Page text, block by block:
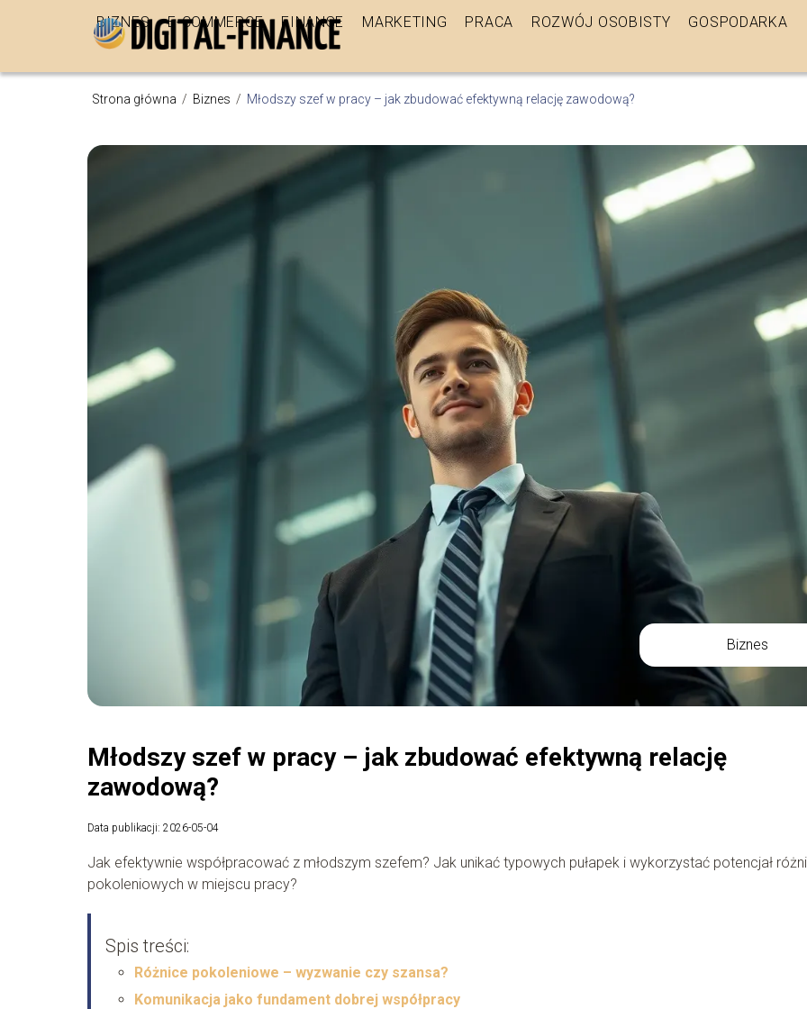
BIZNES E-COMMERCE FINANSE MARKETING PRACA ROZWÓJ OSOBISTY GOSPODARKA
Strona główna / Biznes / Młodszy szef w pracy – jak zbudować efektywną relację zawodową?
Biznes
Młodszy szef w pracy – jak zbudować efektywną relację
zawodową?
Data publikacji: 2026-05-04
Jak efektywnie współpracować z młodszym szefem? Jak unikać typowych pułapek i wykorzystać potencjał
pokoleniowych w miejscu pracy?
Spis treści:
Różnice pokoleniowe – wyzwanie czy szansa?
Komunikacja jako fundament dobrej współpracy